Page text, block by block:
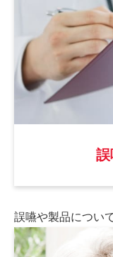
誤嚥や製品につい